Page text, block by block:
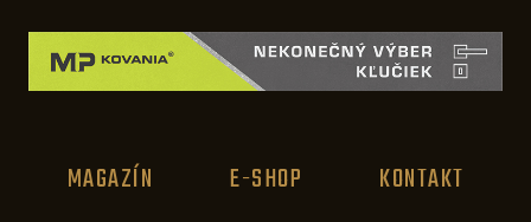
MAGAZÍN E-SHOP KONTAKT